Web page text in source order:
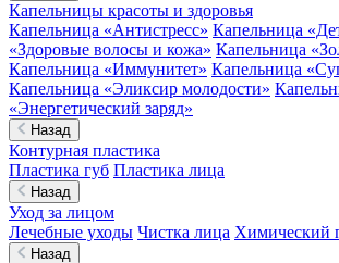
Капельницы красоты и здоровья
Капельница «Антистресс» Капельница
«Здоровые волосы и кожа» Капельница
Капельница «Иммунитет» Капельница
Капельница «Эликсир молодости»
«Энергетический заряд»
Назад
Контурная пластика
Пластика губ Пластика лица
Назад
Уход за лицом
Лечебные уходы Чистка лица Химический
Назад